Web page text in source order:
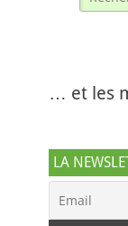
… et les
LA